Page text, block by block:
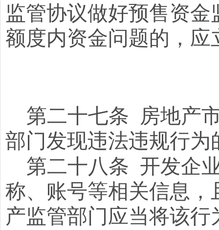
监管协议做好预售资
额度内资金问题的，
第二十七条
房地产
部门发现违法违规行
第二十八条 开发企
称、账号等相关信息
产监管部门应当将该行